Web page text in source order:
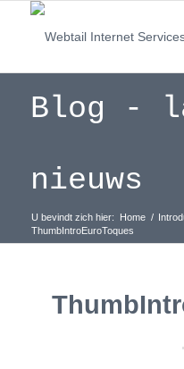
Blog -
nieuws
U bevindt zich hier: Home /
ThumbIntroEuroToques